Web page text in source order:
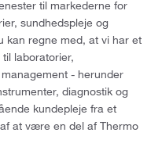
til markederne for
sundhedspleje og
kan regne med, at vi har et
laboratorier,
- herunder
diagnostik og
kundepleje fra et
at være en del af Thermo